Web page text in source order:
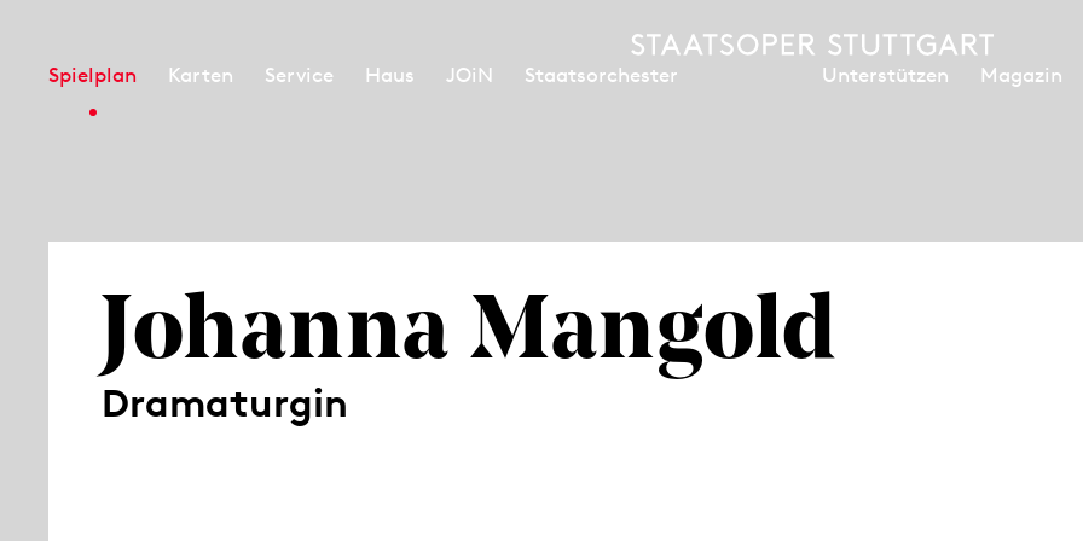
Spielplan Karten Service Haus JOiN Staatsorchester Unterstützen Magazin
Johanna Mangold
Dramaturgin